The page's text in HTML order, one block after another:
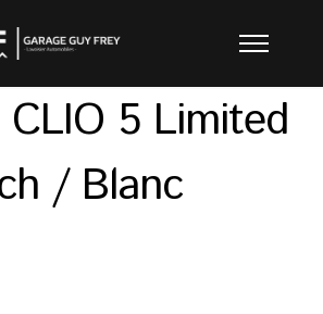
5 Limited
/ Blanc